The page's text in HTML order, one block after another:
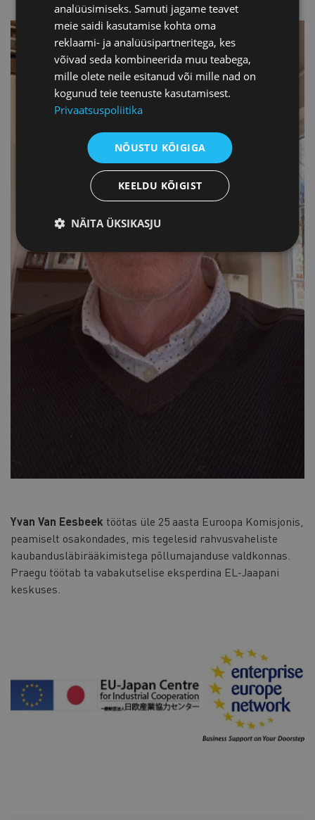
Yvan Van Eesbeek töötas üle 25 aasta Euroopa Komisjonis,
peamiselt osakondades, mis tegelesid rahvusvaheliste
kaubandusläbirääkimistega põllumajanduse valdkonnas.
Praegu töötab ta vabakutselise eksperdina EL-Jaapani
keskuses.
analüüsimiseks. Samuti jagame teavet
meie saidi kasutamise kohta oma
reklaami- ja analüüsipartneritega, kes
võivad seda kombineerida muu teabega,
mille olete neile esitanud või mille nad on
kogunud teie teenuste kasutamisest.
Privaatsuspoliitika
NÕUSTU KÕIGIGA
KEELDU KÕIGIST
NÄITA ÜKSIKASJU